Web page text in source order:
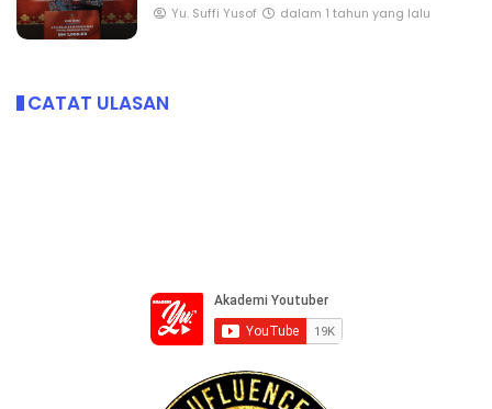
Yu. Suffi Yusof dalam 1 tahun yang lalu
CATAT ULASAN